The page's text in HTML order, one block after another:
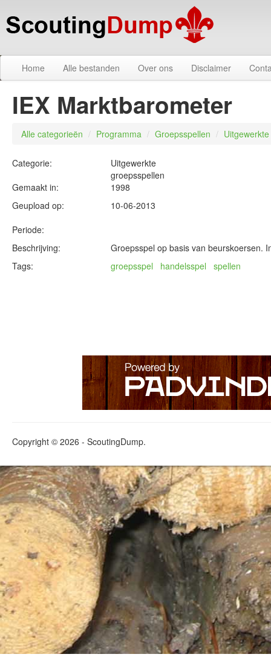
Home Alle bestanden Over ons Disclaimer
IEX Marktbarometer
Alle categorieën / Programma / Groepsspellen /
Categorie:
Uitgewerkte
groepsspellen
Gemaakt in:
1998
Geupload op:
10-06-2013
Periode:
Beschrijving:
Groepsspel op basis van beurskoersen.
Tags:
groepsspel handelsspel spellen
Copyright © 2026 - ScoutingDump.